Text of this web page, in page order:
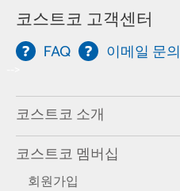
코스트코 고객센터
FAQ 이메일 문의
코스트코 소개
코스트코 멤버십
회원가입